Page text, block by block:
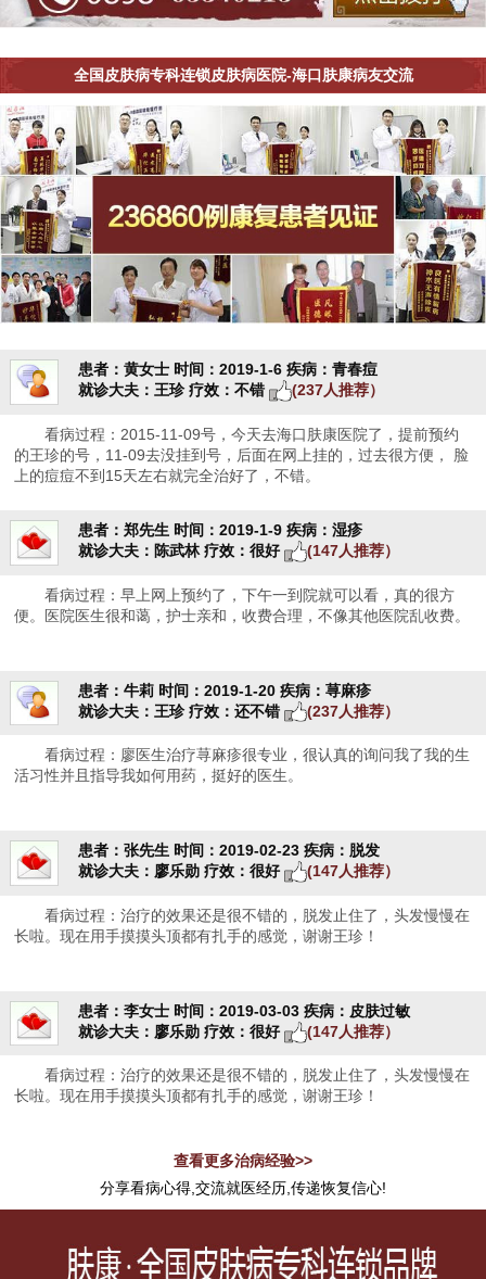
全国皮肤病专科连锁皮肤病医院-海口肤康病友交流
患者：黄女士 时间：2019-1-6 疾病：青春痘
就诊大夫：王珍 疗效：不错 (237人推荐）
看病过程：2015-11-09号，今天去海口肤康医院了，提前预约
的王珍的号，11-09去没挂到号，后面在网上挂的，过去很方便， 脸
上的痘痘不到15天左右就完全治好了，不错。
患者：郑先生 时间：2019-1-9 疾病：湿疹
就诊大夫：陈武林 疗效：很好 (147人推荐）
看病过程：早上网上预约了，下午一到院就可以看，真的很方
便。医院医生很和蔼，护士亲和，收费合理，不像其他医院乱收费。
患者：牛莉 时间：2019-1-20 疾病：荨麻疹
就诊大夫：王珍 疗效：还不错 (237人推荐）
看病过程：廖医生治疗荨麻疹很专业，很认真的询问我了我的生
活习性并且指导我如何用药，挺好的医生。
患者：张先生 时间：2019-02-23 疾病：脱发
就诊大夫：廖乐勋 疗效：很好 (147人推荐）
看病过程：治疗的效果还是很不错的，脱发止住了，头发慢慢在
长啦。现在用手摸摸头顶都有扎手的感觉，谢谢王珍！
患者：李女士 时间：2019-03-03 疾病：皮肤过敏
就诊大夫：廖乐勋 疗效：很好 (147人推荐）
看病过程：治疗的效果还是很不错的，脱发止住了，头发慢慢在
长啦。现在用手摸摸头顶都有扎手的感觉，谢谢王珍！
查看更多治病经验>>
分享看病心得,交流就医经历,传递恢复信心!